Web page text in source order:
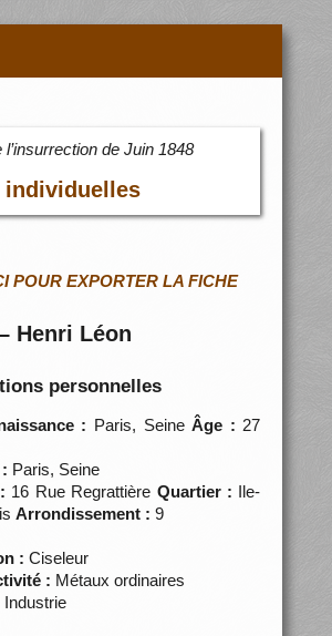
de Juin 1848
individuelles
POUR EXPORTER LA FICHE
Henri Léon
personnelles
: Paris, SeineÂge : 27
Paris, Seine
16 Rue Regrattière Quartier : Ile-
Arrondissement : 9
: Ciseleur
: Métaux ordinaires
Industrie